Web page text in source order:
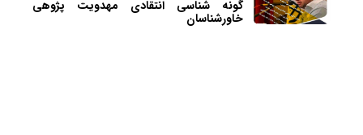
گونه شناسی انتقادی مهدویت پژوهی
خاورشناسان